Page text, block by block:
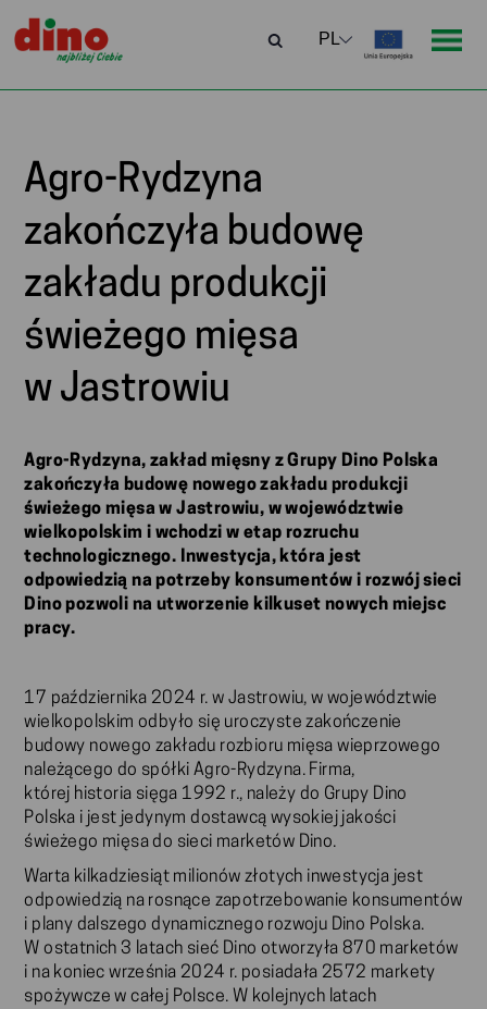
Agro-Rydzyna
zakończyła budowę
zakładu produkcji
świeżego mięsa
w Jastrowiu
Agro-Rydzyna, zakład mięsny z Grupy Dino Polska
zakończyła budowę nowego zakładu produkcji
świeżego mięsa w Jastrowiu, w województwie
wielkopolskim i wchodzi w etap rozruchu
technologicznego. Inwestycja, która jest
odpowiedzią na potrzeby konsumentów i rozwój sieci
Dino pozwoli na utworzenie kilkuset nowych miejsc
pracy.
17 października 2024 r. w Jastrowiu, w województwie
wielkopolskim odbyło się uroczyste zakończenie
budowy nowego zakładu rozbioru mięsa wieprzowego
należącego do spółki Agro-Rydzyna. Firma,
której historia sięga 1992 r., należy do Grupy Dino
Polska i jest jedynym dostawcą wysokiej jakości
świeżego mięsa do sieci marketów Dino.
Warta kilkadziesiąt milionów złotych inwestycja jest
odpowiedzią na rosnące zapotrzebowanie konsumentów
i plany dalszego dynamicznego rozwoju Dino Polska.
W ostatnich 3 latach sieć Dino otworzyła 870 marketów
i na koniec września 2024 r. posiadała 2572 markety
spożywcze w całej Polsce. W kolejnych latach